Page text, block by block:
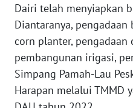
Dairi telah menyiapkan
Diantaranya,
corn planter, pengadaan
pembangunan irigasi,
Simpang Pamah-Lau
Harapan melalui TMMD
WN
BENGKULU
WN
LAMPUNG
WN